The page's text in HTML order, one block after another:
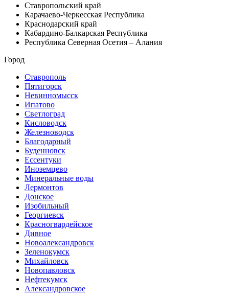
Ставропольский край
Карачаево-Черкесская Республика
Краснодарский край
Кабардино-Балкарская Республика
Республика Северная Осетия – Алания
Город
Ставрополь
Пятигорск
Невинномысск
Ипатово
Светлоград
Кисловодск
Железноводск
Благодарный
Буденновск
Ессентуки
Иноземцево
Минеральные воды
Лермонтов
Донское
Изобильный
Георгиевск
Красногвардейское
Дивное
Новоалександровск
Зеленокумск
Михайловск
Новопавловск
Нефтекумск
Александровское